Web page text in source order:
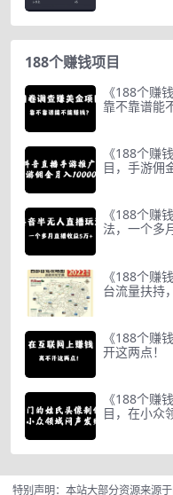
188个赚钱项目
《188个赚
靠不靠谱能
《188个赚
目，手游佣
《188个赚
法，一个多
《188个赚
台流量扶持
《188个赚
开这两点！
《188个赚
目，在小众
特别声明：本站大部分资源来源